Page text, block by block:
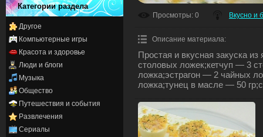
Категории раздела
Другое
Компьютерные игры
Красота и здоровье
Люди и блоги
Музыка
Общество
Путешествия и события
Развлечения
Сериалы
Просмотры: 0 Вкусно и
Описание материала:
Простая и вкусная закуска
столовых ложек;кетчуп — 3
ложка;эстрагон — 2 чайных
ложка;тунец в масле — 50